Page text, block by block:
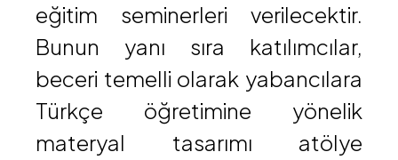
eğitim seminerleri verilecektir.
Bunun yanı sıra katılımcılar,
beceri temelli olarak yabancılara
Türkçe öğretimine yönelik
materyal tasarımı atölye